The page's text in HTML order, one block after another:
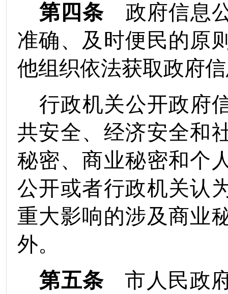
第四条 政府信息
准确、及时便民的原
他组织依法获取政府
行政机关公开政府
共安全、经济安全和
秘密、商业秘密和个
公开或者行政机关认
重大影响的涉及商业
外。
第五条
市人民政